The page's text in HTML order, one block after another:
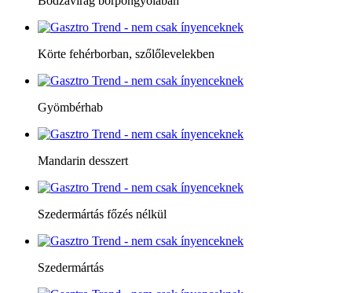
Körte fehérborban, szőlőlevelekben
Gyömbérhab
Mandarin desszert
Szedermártás főzés nélkül
Szedermártás